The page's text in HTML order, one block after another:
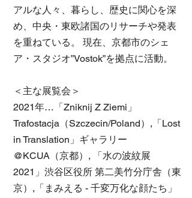
アルな人々、暮らし、歴史に関心を深
め、中央・東欧諸国のリサーチや発表
を重ねている。 現在、京都市のシェ
ア・スタジオ”Vostok”を拠点に活動。
＜主な展覧会＞
2021年…「Zniknij Z Ziemi」
Trafostacja（Szczecin/Poland）,「Lost
in Translation」ギャラリー
@KCUA（京都）, 「水の波紋展
2021」渋谷区役所 第二美竹分庁舎（東
京）,「まみえる - 千変万化な顔たち」